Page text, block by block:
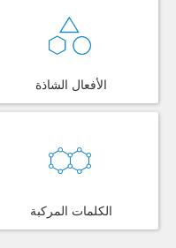
الأفعال الشاذة
الكلمات المركبة